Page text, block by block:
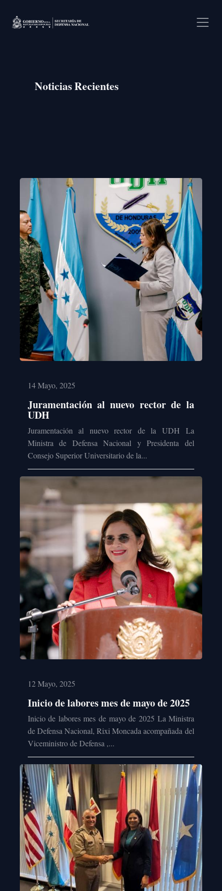
Noticias Recientes
14 Mayo, 2025
Juramentación al nuevo rector de la
UDH
Juramentación al nuevo rector de la UDH La
Ministra de Defensa Nacional y Presidenta del
Consejo Superior Universitario de la...
12 Mayo, 2025
Inicio de labores mes de mayo de 2025
Inicio de labores mes de mayo de 2025 La Ministra
de Defensa Nacional, Rixi Moncada acompañada del
Viceministro de Defensa ,...